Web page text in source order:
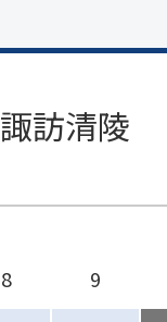
諏訪清陵
8 9